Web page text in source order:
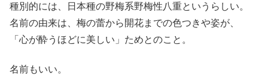
種別的には、日本種の野梅系野梅性八重というらしい。
名前の由来は、梅の蕾から開花までの色つきや姿が、
「心が酔うほどに美しい」ためとのこと。
名前もいい。